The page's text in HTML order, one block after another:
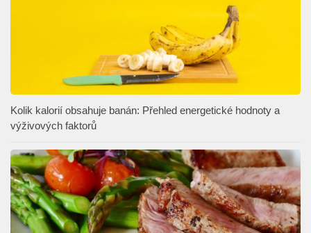
Kolik kalorií obsahuje banán: Přehled energetické hodnoty a
výživových faktorů